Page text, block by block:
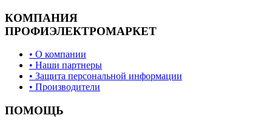
КОМПАНИЯ
ПРОФИЭЛЕКТРОМАРКЕТ
• О компании
• Наши партнеры
• Защита персональной информации
• Производители
ПОМОЩЬ